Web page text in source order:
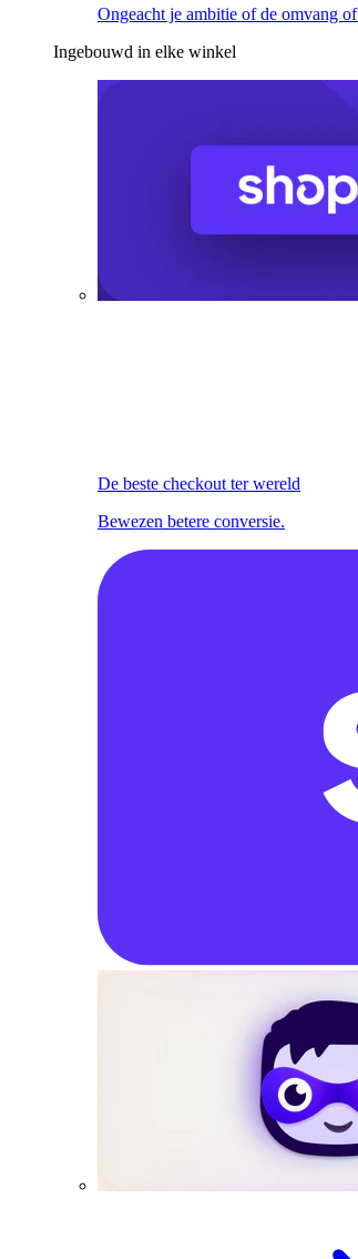
Ongeacht je ambitie of de omvang
Ingebouwd in elke winkel
De beste checkout ter wereld
Bewezen betere conversie.